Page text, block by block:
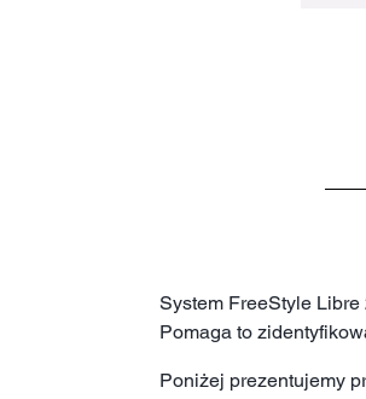
System FreeStyle
Pomaga to
Poniżej prezentujemy